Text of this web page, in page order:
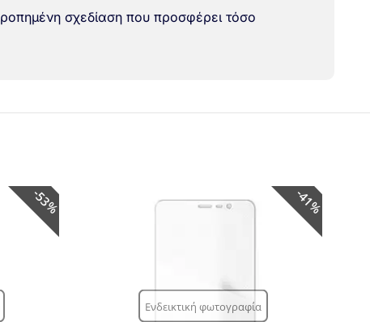
σχεδίαση που προσφέρει τόσο
53%
Ενδεικτική φωτογραφία
41%